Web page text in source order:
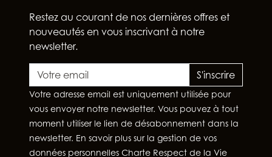
Restez au courant de nos dernières offres et
nouveautés en vous inscrivant à notre
newsletter.
S'inscrire
Votre adresse email est uniquement utilisée pour
vous envoyer notre newsletter. Vous pouvez à tout
moment utiliser le lien de désabonnement dans la
newsletter. En savoir plus sur la gestion de vos
données personnelles Charte Respect de la Vie